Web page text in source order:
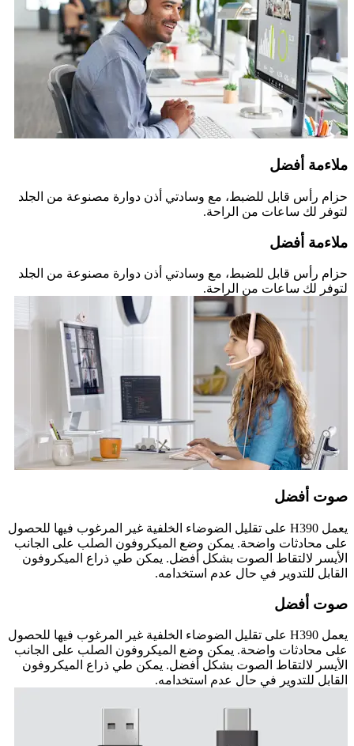
ملاءمة أفضل
حزام رأس قابل للضبط، مع وسادتي أذن دوارة مصنوعة من الجلد
لتوفر لك ساعات من الراحة.
ملاءمة أفضل
حزام رأس قابل للضبط، مع وسادتي أذن دوارة مصنوعة من الجلد
لتوفر لك ساعات من الراحة.
صوت أفضل
يعمل H390 على تقليل الضوضاء الخلفية غير المرغوب فيها للحصول
على محادثات واضحة. يمكن وضع الميكروفون الصلب على الجانب
الأيسر لالتقاط الصوت بشكل أفضل. يمكن طي ذراع الميكروفون
القابل للتدوير في حال عدم استخدامه.
صوت أفضل
يعمل H390 على تقليل الضوضاء الخلفية غير المرغوب فيها للحصول
على محادثات واضحة. يمكن وضع الميكروفون الصلب على الجانب
الأيسر لالتقاط الصوت بشكل أفضل. يمكن طي ذراع الميكروفون
القابل للتدوير في حال عدم استخدامه.